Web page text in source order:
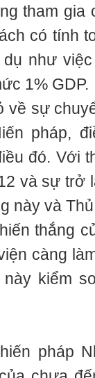
tham gia
có tính
như
1% GDP.
về sự
pháp,
đó. Với
và sự trở
này và
thắng
càng
kiểm
pháp